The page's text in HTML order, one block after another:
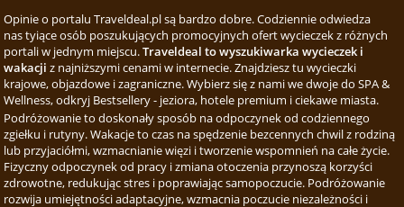
Opinie o portalu Traveldeal.pl są bardzo dobre. Codziennie odwiedza
nas tyiące osób poszukujących promocyjnych ofert wycieczek z różnych
portali w jednym miejscu.Traveldeal to wyszukiwarka wycieczek i
wakacji z najniższymi cenami w internecie. Znajdziesz tu wycieczki
krajowe, objazdowe i zagraniczne. Wybierz się z nami we dwoje do SPA &
Wellness, odkryj Bestsellery - jeziora, hotele premium i ciekawe miasta.
Podróżowanie to doskonały sposób na odpoczynek od codziennego
zgiełku i rutyny. Wakacje to czas na spędzenie bezcennych chwil z rodziną
lub przyjaciółmi, wzmacnianie więzi i tworzenie wspomnień na całe życie.
Fizyczny odpoczynek od pracy i zmiana otoczenia przynoszą korzyści
zdrowotne, redukując stres i poprawiając samopoczucie. Podróżowanie
rozwija umiejętności adaptacyjne, wzmacnia poczucie niezależności i